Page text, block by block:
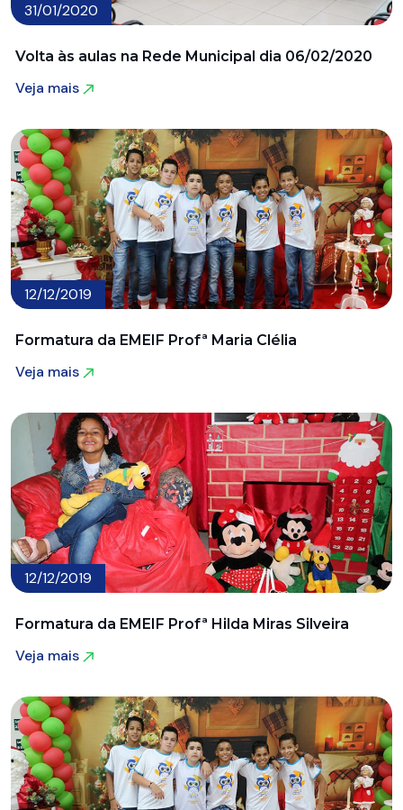
31/01/2020
Volta às aulas na Rede Municipal dia 06/02/2020
Veja mais
12/12/2019
Formatura da EMEIF Profª Maria Clélia
Veja mais
12/12/2019
Formatura da EMEIF Profª Hilda Miras Silveira
Veja mais